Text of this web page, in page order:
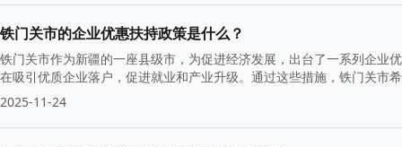
铁门关市的企业优惠扶持政策是什么？
铁门关市作为新疆的一座县级市，为促进经济发展，出台了一系列企业
在吸引优质企业落户，促进就业和产业升级。通过这些措施，铁门关市
2025-11-24